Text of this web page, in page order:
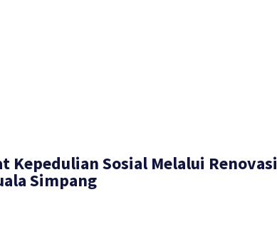
Kepedulian Sosial Melalui Renovasi
Simpang